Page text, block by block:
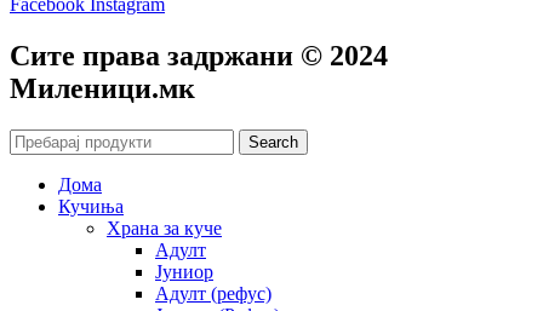
Facebook Instagram
Сите права задржани © 2024
Mиленици.мк
Search
Дома
Кучиња
Храна за куче
Адулт
Јуниор
Адулт (рефус)